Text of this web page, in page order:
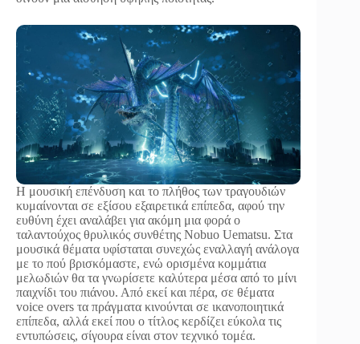
Η μουσική επένδυση και το πλήθος των τραγουδιών
κυμαίνονται σε εξίσου εξαιρετικά επίπεδα, αφού την
ευθύνη έχει αναλάβει για ακόμη μια φορά ο
ταλαντούχος θρυλικός συνθέτης Nobuo Uematsu. Στα
μουσικά θέματα υφίσταται συνεχώς εναλλαγή ανάλογα
με το πού βρισκόμαστε, ενώ ορισμένα κομμάτια
μελωδιών θα τα γνωρίσετε καλύτερα μέσα από το μίνι
παιχνίδι του πιάνου. Από εκεί και πέρα, σε θέματα
voice overs τα πράγματα κινούνται σε ικανοποιητικά
επίπεδα, αλλά εκεί που ο τίτλος κερδίζει εύκολα τις
εντυπώσεις, σίγουρα είναι στον τεχνικό τομέα.